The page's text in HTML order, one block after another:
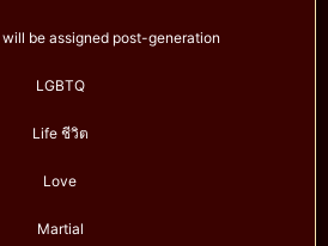
be assigned post-generation
LGBTQ
Life ชีวิต
Love
Martial